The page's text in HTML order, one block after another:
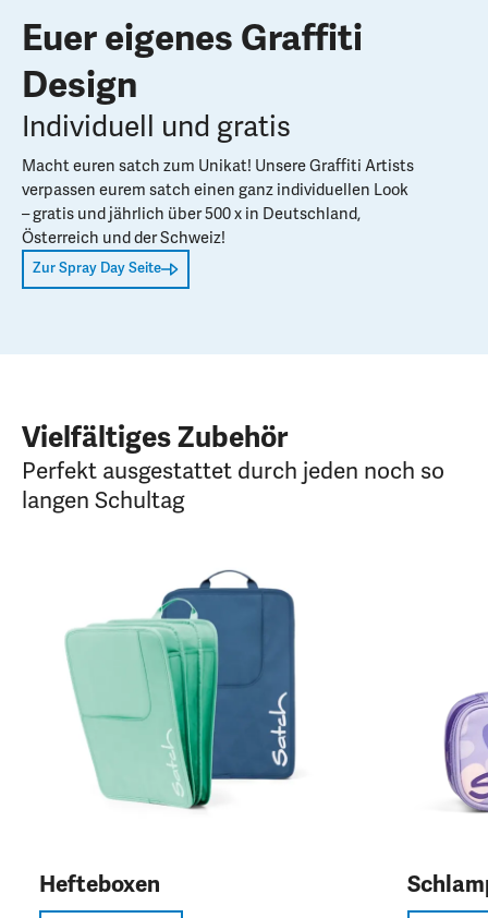
Euer eigenes Graffiti
Design
Individuell und gratis
Macht euren satch zum Unikat! Unsere Graffiti Artists
verpassen eurem satch einen ganz individuellen Look
– gratis und jährlich über 500 x in Deutschland,
Österreich und der Schweiz!
Zur Spray Day Seite
Vielfältiges Zubehör
Perfekt ausgestattet durch jeden noch so
langen Schultag
Hefteboxen